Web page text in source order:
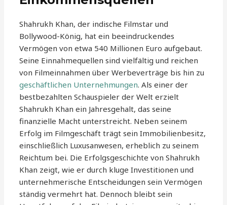
Shahrukh Khan, der indische Filmstar und
Bollywood-König, hat ein beeindruckendes
Vermögen von etwa 540 Millionen Euro aufgebaut.
Seine Einnahmequellen sind vielfältig und reichen
von Filmeinnahmen über Werbeverträge bis hin zu
geschäftlichen Unternehmungen. Als einer der
bestbezahlten Schauspieler der Welt erzielt
Shahrukh Khan ein Jahresgehalt, das seine
finanzielle Macht unterstreicht. Neben seinem
Erfolg im Filmgeschäft trägt sein Immobilienbesitz,
einschließlich Luxusanwesen, erheblich zu seinem
Reichtum bei. Die Erfolgsgeschichte von Shahrukh
Khan zeigt, wie er durch kluge Investitionen und
unternehmerische Entscheidungen sein Vermögen
ständig vermehrt hat. Dennoch bleibt sein